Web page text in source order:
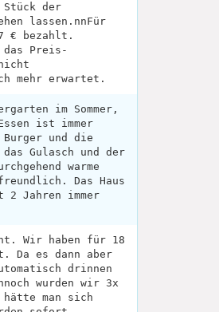
der
lassen.nnFür
€ bezahlt.
das Preis-
mehr erwartet.
im Sommer,
ist immer
und die
Gulasch und der
warme
Das Haus
2 Jahren immer
Wir haben für 18
Da es dann aber
drinnen
wurden wir 3x
man sich